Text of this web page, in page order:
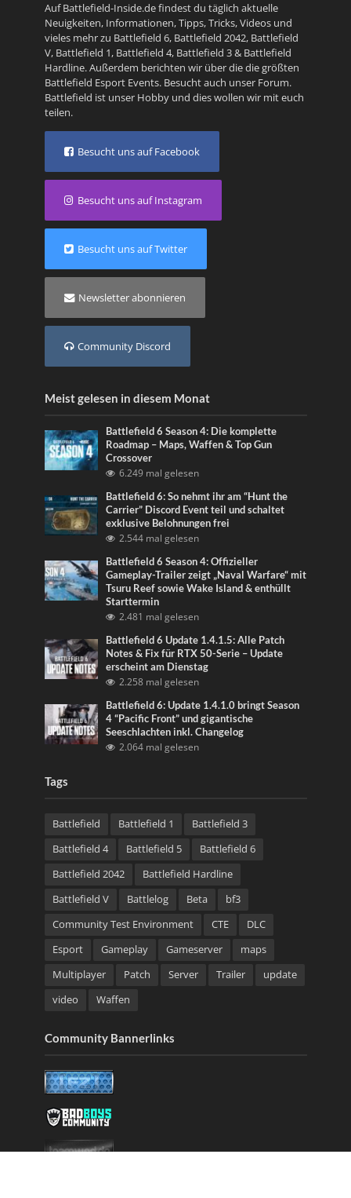
Auf Battlefield-Inside.de findest du täglich aktuelle
Neuigkeiten, Informationen, Tipps, Tricks, Videos und
vieles mehr zu Battlefield 6, Battlefield 2042, Battlefield
V, Battlefield 1, Battlefield 4, Battlefield 3& Battlefield
Hardline. Außerdem berichten wir über die die größten
Battlefield Esport Events. Besucht auch unser Forum.
Battlefield ist unser Hobby und dies wollen wir mit euch
teilen.
Besucht uns auf Facebook
Besucht uns auf Instagram
Besucht uns auf Twitter
Newsletter abonnieren
Community Discord
Meist gelesen in diesem Monat
Battlefield 6 Season 4: Die komplette
Roadmap – Maps, Waffen & Top Gun
Crossover
6.249 mal gelesen
Battlefield 6: So nehmt ihr am “Hunt the
Carrier” Discord Event teil und schaltet
exklusive Belohnungen frei
2.544 mal gelesen
Battlefield 6 Season 4: Offizieller
Gameplay-Trailer zeigt „Naval Warfare“ mit
Tsuru Reef sowie Wake Island & enthüllt
Starttermin
2.481 mal gelesen
Battlefield 6 Update 1.4.1.5: Alle Patch
Notes & Fix für RTX 50-Serie – Update
erscheint am Dienstag
2.258 mal gelesen
Battlefield 6: Update 1.4.1.0 bringt Season
4 “Pacific Front” und gigantische
Seeschlachten inkl. Changelog
2.064 mal gelesen
Tags
Battlefield Battlefield 1
Battlefield 3
Battlefield 4
Battlefield 5
Battlefield 6
Battlefield 2042
Battlefield Hardline
Battlefield V
Battlelog Beta
bf3
Community Test Environment
CTE
DLC
Esport
Gameplay Gameserver
maps
Multiplayer
Patch Server Trailer
update
video
Waffen
Community Bannerlinks